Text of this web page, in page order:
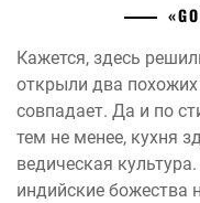
Кажется, здесь
открыли два
совпадает. Да и по
тем не менее, кухня
ведическая
индийские божества